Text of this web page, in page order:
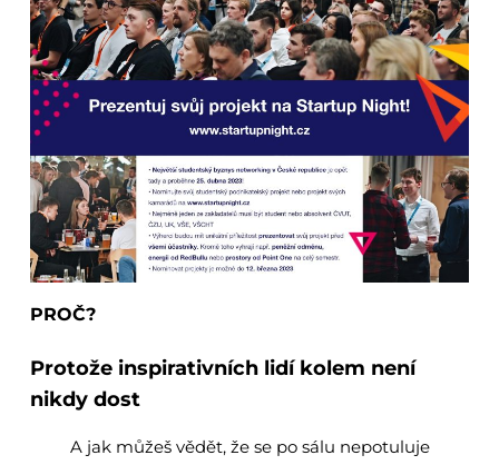
PROČ?
Protože inspirativních lidí kolem není
nikdy dost
A jak můžeš vědět, že se po sálu nepotuluje